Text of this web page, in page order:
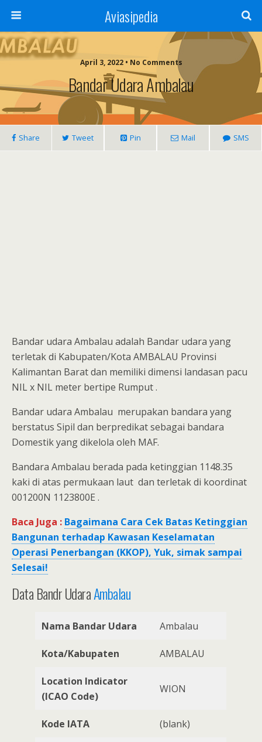
Aviasipedia
April 3, 2022 • No Comments
Bandar Udara Ambalau
Share Tweet Pin Mail SMS
Bandar udara Ambalau adalah Bandar udara yang
terletak di Kabupaten/Kota AMBALAU Provinsi
Kalimantan Barat dan memiliki dimensi landasan pacu
NIL x NIL meter bertipe Rumput .
Bandar udara Ambalau merupakan bandara yang
berstatus Sipil dan berpredikat sebagai bandara
Domestik yang dikelola oleh MAF.
Bandara Ambalau berada pada ketinggian 1148.35
kaki di atas permukaan laut dan terletak di koordinat
001200N 1123800E .
Baca Juga : Bagaimana Cara Cek Batas Ketinggian
Bangunan terhadap Kawasan Keselamatan
Operasi Penerbangan (KKOP), Yuk, simak sampai
Selesai!
Data Bandr UdaraAmbalau
Nama Bandar Udara Ambalau
Kota/Kabupaten AMBALAU
Location Indicator
(ICAO Code)
WION
Kode IATA (blank)